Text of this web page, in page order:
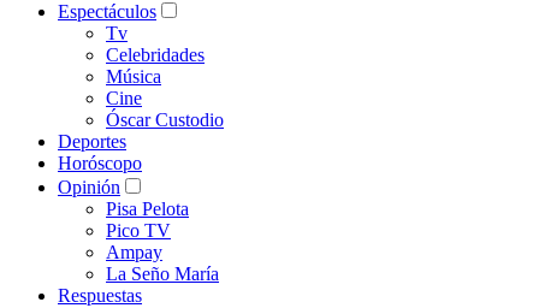
Espectáculos
Tv
Celebridades
Música
Cine
Óscar Custodio
Deportes
Horóscopo
Opinión
Pisa Pelota
Pico TV
Ampay
La Seño María
Respuestas